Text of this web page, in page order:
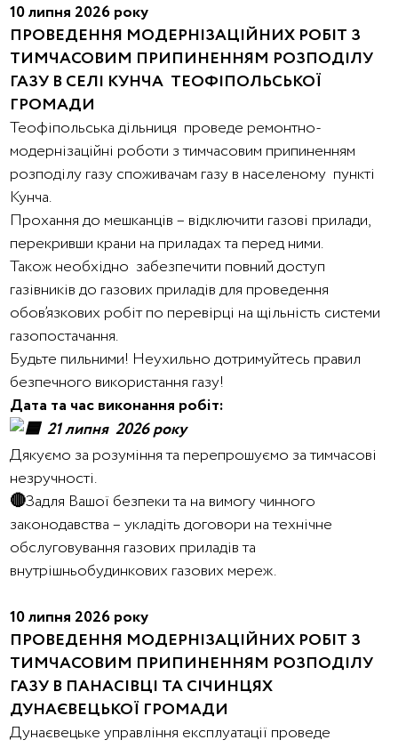
10 липня 2026 року
ПРОВЕДЕННЯ МОДЕРНІЗАЦІЙНИХ РОБІТ З
ТИМЧАСОВИМ ПРИПИНЕННЯМ РОЗПОДІЛУ
ГАЗУ В СЕЛІ КУНЧА ТЕОФІПОЛЬСЬКОЇ
ГРОМАДИ
Теофіпольська дільниця проведе ремонтно-
модернізаційні роботи з тимчасовим припиненням
розподілу газу споживачам газу в населеному пункті
Кунча.
Прохання до мешканців – відключити газові прилади,
перекривши крани на приладах та перед ними.
Також необхідно забезпечити повний доступ
газівників до газових приладів для проведення
обов’язкових робіт по перевірці на щільність системи
газопостачання.
Будьте пильними! Неухильно дотримуйтесь правил
безпечного використання газу!
Дата та час виконання робіт:
21 липня 2026 року
Дякуємо за розуміння та перепрошуємо за тимчасові
незручності.
🔴Задля Вашої безпеки та на вимогу чинного
законодавства – укладіть договори на технічне
обслуговування газових приладів та
внутрішньобудинкових газових мереж.
10 липня 2026 року
ПРОВЕДЕННЯ МОДЕРНІЗАЦІЙНИХ РОБІТ З
ТИМЧАСОВИМ ПРИПИНЕННЯМ РОЗПОДІЛУ
ГАЗУ В ПАНАСІВЦІ ТА СІЧИНЦЯХ
ДУНАЄВЕЦЬКОЇ ГРОМАДИ
Дунаєвецьке управління експлуатації проведе